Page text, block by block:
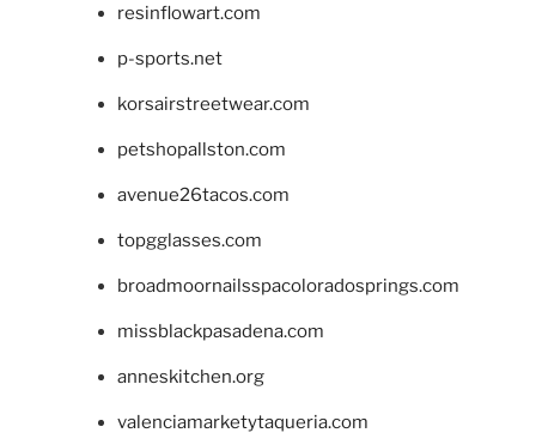
resinflowart.com
p-sports.net
korsairstreetwear.com
petshopallston.com
avenue26tacos.com
topgglasses.com
broadmoornailsspacoloradosprings.com
missblackpasadena.com
anneskitchen.org
valenciamarketytaqueria.com